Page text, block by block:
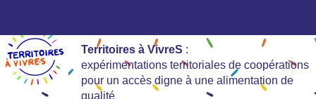
Territoires à VivreS :
expérimentations territoriales de coopérations
pour un accès digne à une alimentation de
qualité